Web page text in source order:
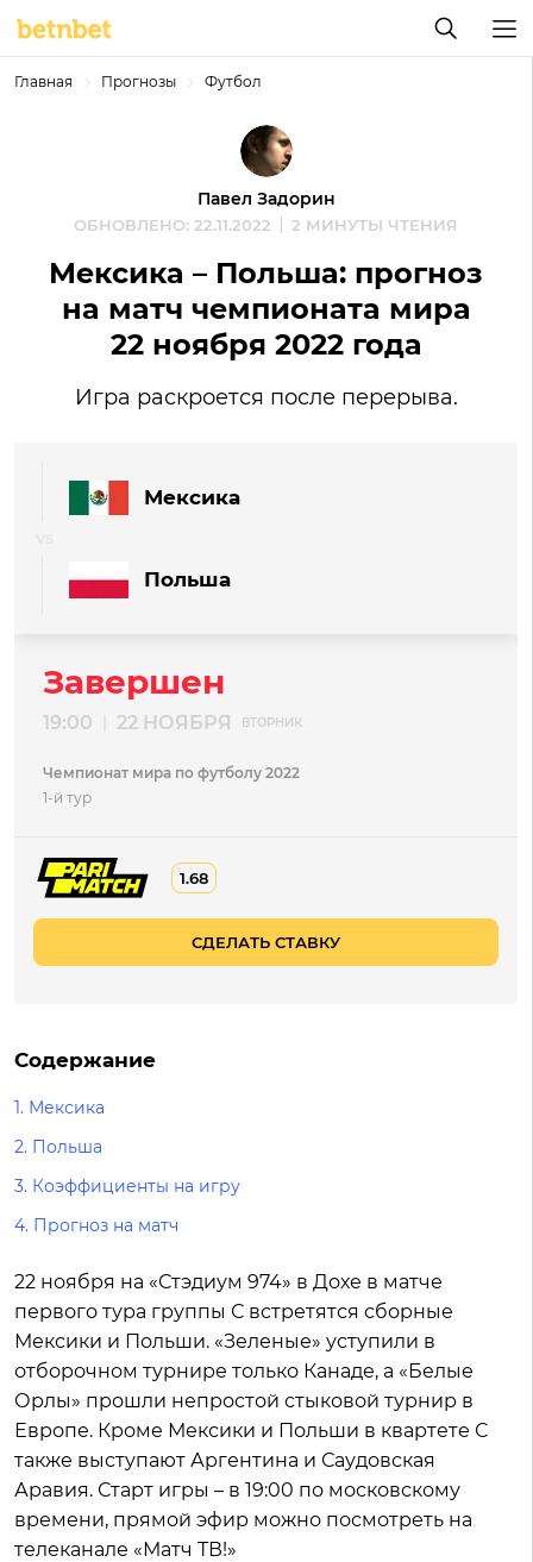
Главная Прогнозы Футбол
Павел Задорин
ОБНОВЛЕНО: 22.11.2022 2 МИНУТЫ ЧТЕНИЯ
Мексика – Польша: прогноз
на матч чемпионата мира
22 ноября 2022 года
Игра раскроется после перерыва.
Мексика
Польша
Завершен
19:00 22 НОЯБРЯ ВТОРНИК
Чемпионат мира по футболу 2022
1-й тур
1.68
СДЕЛАТЬ СТАВКУ
Содержание
1. Мексика
2. Польша
3. Коэффициенты на игру
4. Прогноз на матч
22 ноября на «Стэдиум 974» в Дохе в матче
первого тура группы С встретятся сборные
Мексики и Польши. «Зеленые» уступили в
отборочном турнире только Канаде, а «Белые
Орлы» прошли непростой стыковой турнир в
Европе. Кроме Мексики и Польши в квартете С
также выступают Аргентина и Саудовская
Аравия. Старт игры – в 19:00 по московскому
времени, прямой эфир можно посмотреть на
телеканале «Матч ТВ!»